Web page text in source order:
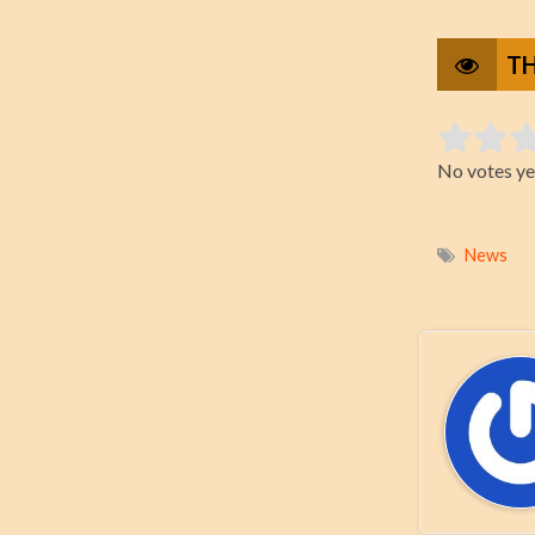
Rate this
Submit
No votes
News